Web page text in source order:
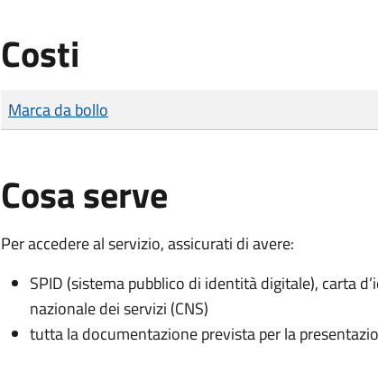
Costi
Tipo di pagamento
Importo
Marca da bollo
Cosa serve
Per accedere al servizio, assicurati di avere:
SPID (sistema pubblico di identità digitale), carta
nazionale dei servizi (CNS)
tutta la documentazione prevista per la